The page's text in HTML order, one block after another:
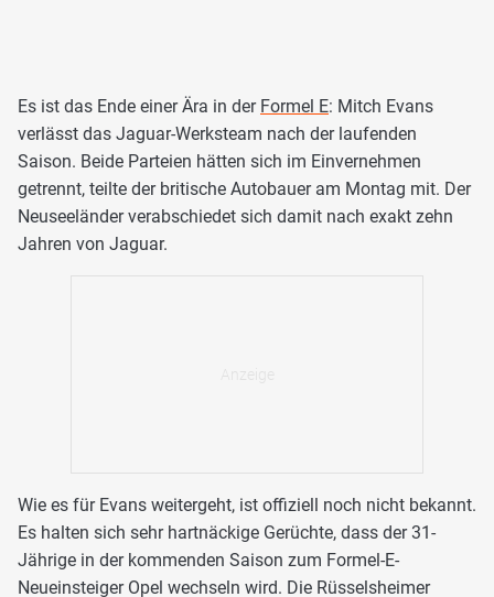
Es ist das Ende einer Ära in der Formel E: Mitch Evans
verlässt das Jaguar-Werksteam nach der laufenden
Saison. Beide Parteien hätten sich im Einvernehmen
getrennt, teilte der britische Autobauer am Montag mit. Der
Neuseeländer verabschiedet sich damit nach exakt zehn
Jahren von Jaguar.
Wie es für Evans weitergeht, ist offiziell noch nicht bekannt.
Es halten sich sehr hartnäckige Gerüchte, dass der 31-
Jährige in der kommenden Saison zum Formel-E-
Neueinsteiger Opel wechseln wird. Die Rüsselsheimer